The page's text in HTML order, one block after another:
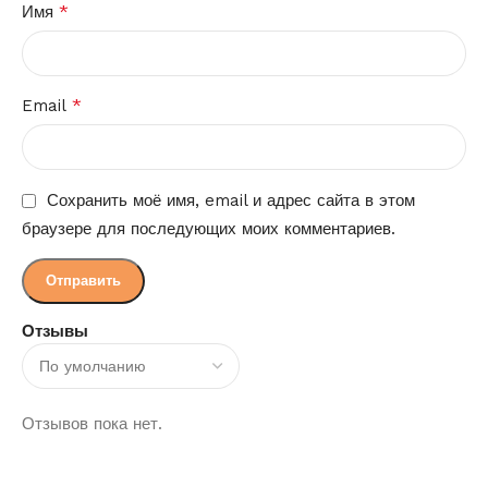
Отзывы
Отзывов пока нет.
Имя *
Email *
Сохранить моё имя, email и адрес сайта в этом
браузере для последующих моих комментариев.